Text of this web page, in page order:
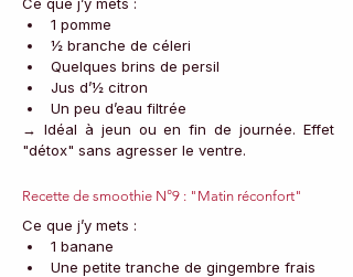
1 pomme
½ branche de céleri
Quelques brins de persil
Jus d’½ citron
Un peu d’eau filtrée
→ Idéal à jeun ou en fin de journée. Effet
"détox" sans agresser le ventre.
Recette de smoothie N°9 : "Matin réconfort"
Ce que j’y mets :
1 banane
Une petite tranche de gingembre frais